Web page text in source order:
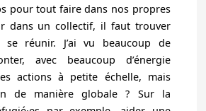
pour tout faire dans nos propres
dans un collectif, il faut trouver
réunir. J’ai vu beaucoup de
avec beaucoup d’énergie
actions à petite échelle, mais
de manière globale ? Sur la